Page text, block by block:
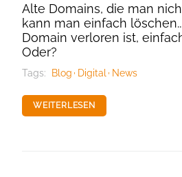
Alte Domains, die man
kann man einfach
Domain verloren ist,
Oder?
Tags: Blog Digital News
WEITERLESEN